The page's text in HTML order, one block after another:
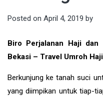
Posted on April 4, 2019 by
Biro Perjalanan Haji dan
Bekasi – Travel Umroh
Berkunjung ke tanah suci
yang diimpikan untuk tiap-